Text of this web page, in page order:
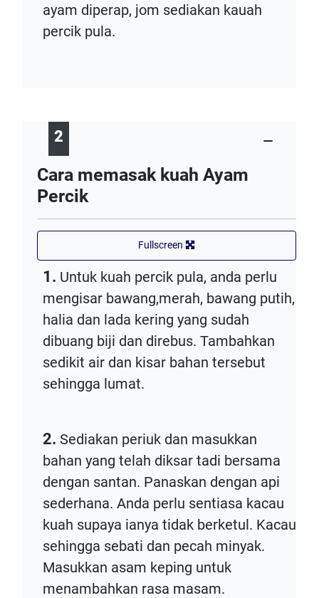
ayam diperap, jom sediakan kauah
percik pula.
2
Cara memasak kuah Ayam
Percik
Fullscreen
1. Untuk kuah percik pula, anda perlu
mengisar bawang,merah, bawang putih,
halia dan lada kering yang sudah
dibuang biji dan direbus. Tambahkan
sedikit air dan kisar bahan tersebut
sehingga lumat.
2. Sediakan periuk dan masukkan
bahan yang telah diksar tadi bersama
dengan santan. Panaskan dengan api
sederhana. Anda perlu sentiasa kacau
kuah supaya ianya tidak berketul. Kacau
sehingga sebati dan pecah minyak.
Masukkan asam keping untuk
menambahkan rasa masam.